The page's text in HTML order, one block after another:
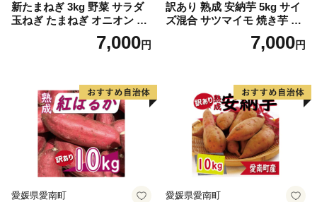
新たまねぎ 3kg 野菜 サラダ
玉ねぎ たまねぎ オニオン シ
ルクオニオン スープ 煮物 カ
7,000円
訳あり 熟成 安納芋 5kg サイ
ズ混合 サツマイモ 焼き芋 干
し芋 丸干し 冷凍焼き芋 冷や
し焼き芋 やきいも 蜜芋 ほし
ほくほく 生芋 新芋 芋 いも
甘藷 あんのういも スイーツ
おかず さつまいも 国産 人気
糖度 産地直送 農家直送 数量
限定 7000円 愛媛県 愛南町 ミ
ッチーのおみかん畑
7,000円
愛媛県愛南町 愛媛県愛南町